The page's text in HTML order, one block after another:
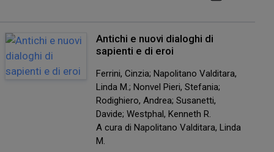
Antichi e nuovi dialoghi di
sapienti e di eroi
Ferrini, Cinzia; Napolitano Valditara,
Linda M.; Nonvel Pieri, Stefania;
Rodighiero, Andrea; Susanetti,
Davide; Westphal, Kenneth R.
A cura di Napolitano Valditara, Linda
M.